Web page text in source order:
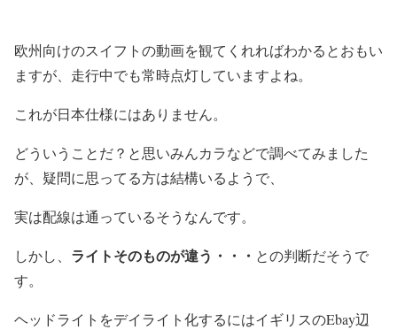
欧州向けのスイフトの動画を観てくれればわかるとおもい
ますが、走行中でも常時点灯していますよね。
これが日本仕様にはありません。
どういうことだ？と思いみんカラなどで調べてみました
が、疑問に思ってる方は結構いるようで、
実は配線は通っているそうなんです。
しかし、 ライトそのものが違う・・・ との判断だそうで
す。
ヘッドライトをデイライト化するにはイギリスのEbay辺